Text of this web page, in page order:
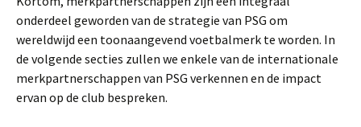
onderdeel geworden van de strategie van PSG om
wereldwijd een toonaangevend voetbalmerk te worden. In
de volgende secties zullen we enkele van de internationale
merkpartnerschappen van PSG verkennen en de impact
ervan op de club bespreken.